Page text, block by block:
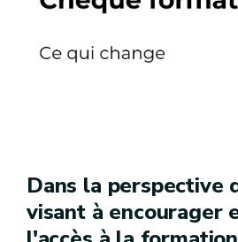
Dans la perspective
visant à encourager